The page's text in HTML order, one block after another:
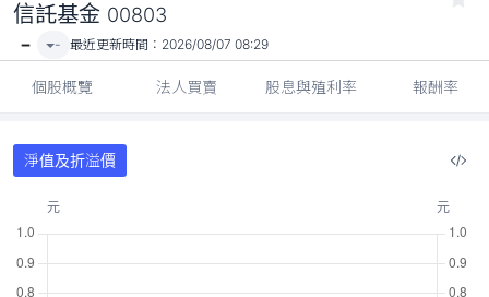
信託基金 00803
- - 最近更新時間： 2026/08/07 08:29
個股概覽 法人買賣 股息與殖利率 報酬率
淨值及折溢價